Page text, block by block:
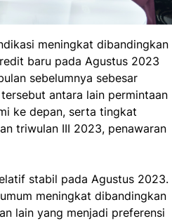
meningkat dibandingkan
baru pada Agustus 2023
sebelumnya sebesar
antara lain permintaan
ke depan, serta tingkat
triwulan III 2023, penawaran
stabil pada Agustus 2023.
meningkat dibandingkan
lain yang menjadi preferensi